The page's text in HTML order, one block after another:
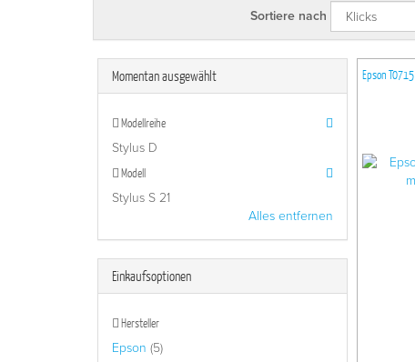
Sortiere nach
Momentan ausgewählt
Modellreihe
Stylus D
Modell
Stylus S 21
Alles entfernen
Einkaufsoptionen
Hersteller
Epson (5)
Epson